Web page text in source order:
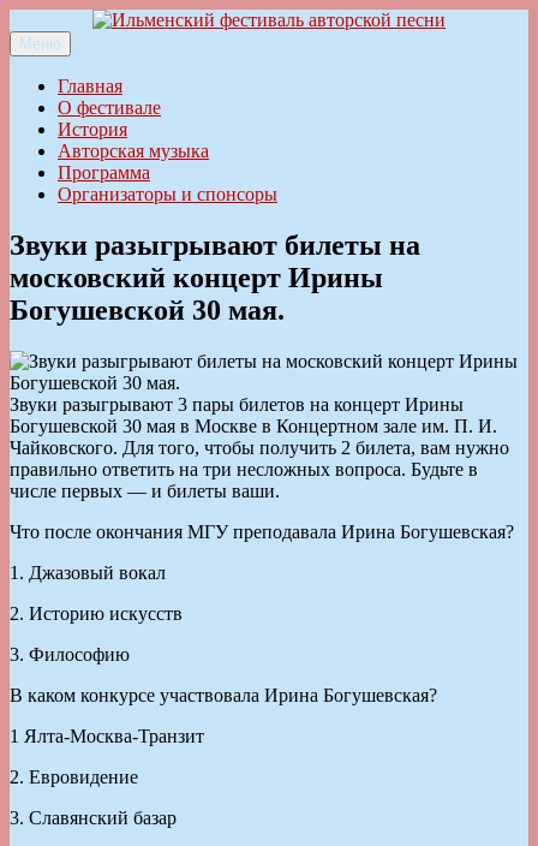
к
содержимому
Ильменский фестиваль авторской песни
Меню
Главная
О фестивале
История
Авторская музыка
Программа
Организаторы и спонсоры
Звуки разыгрывают билеты на
московский концерт Ирины
Богушевской 30 мая.
Звуки разыгрывают 3 пары билетов на концерт Ирины
Богушевской 30 мая в Москве в Концертном зале им. П. И.
Чайковского. Для того, чтобы получить 2 билета, вам нужно
правильно ответить на три несложных вопроса. Будьте в
числе первых — и билеты ваши.
Что после окончания МГУ преподавала Ирина Богушевская?
1. Джазовый вокал
2. Историю искусств
3. Философию
В каком конкурсе участвовала Ирина Богушевская?
1 Ялта-Москва-Транзит
2. Евровидение
3. Славянский базар